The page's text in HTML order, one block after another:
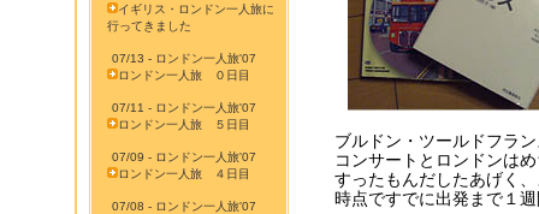
イギリス・ロンドン一人旅に
行ってきました
07/13 - ロンドン一人旅'07
ロンドン一人旅 ０日目
07/11 - ロンドン一人旅'07
ロンドン一人旅 ５日目
07/09 - ロンドン一人旅'07
ロンドン一人旅 ４日目
07/08 - ロンドン一人旅'07
ブルドン・ツールドフラ
コンサートとロンドンは
すったもんだしたあげく
時点ですでに出発まで１